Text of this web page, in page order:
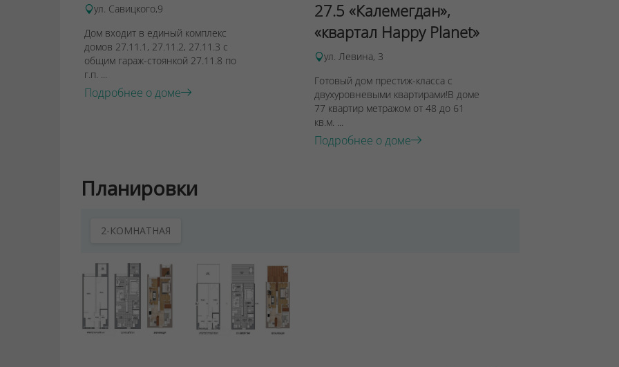
ул. Савицкого,9
Дом входит в единый комплекс
домов 27.11.1, 27.11.2, 27.11.3 с
общим гараж-стоянкой 27.11.8 по
г.п. ...
Подробнее о доме
27.5 «Калемегдан»,
«квартал Happy Planet»
ул. Левина, 3
Готовый дом престиж-класса с
двухуровневыми квартирами!В доме
77 квартир метражом от 48 до 61
кв.м. ...
Подробнее о доме
Планировки
2-КОМНАТНАЯ